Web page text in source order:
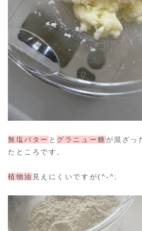
無塩バター と グラニュー糖 が混ざっ
たところです。
植物油 見えにくいですが(^-^;